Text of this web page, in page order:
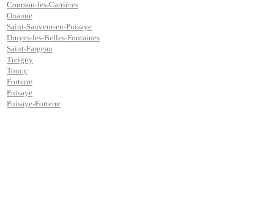
Courson-les-Carrières
Ouanne
Saint-Sauveur-en-Puisaye
Druyes-les-Belles-Fontaines
Saint-Fargeau
Treigny
Toucy
Forterre
Puisaye
Puisaye-Forterre